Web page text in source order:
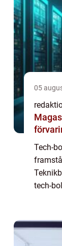
05
Tech-
tech-
och har